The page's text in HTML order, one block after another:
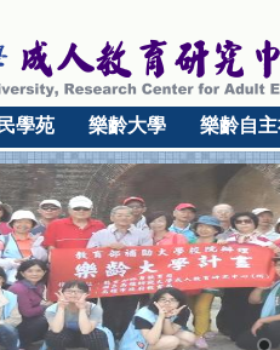
學苑 樂齡大學 樂齡自